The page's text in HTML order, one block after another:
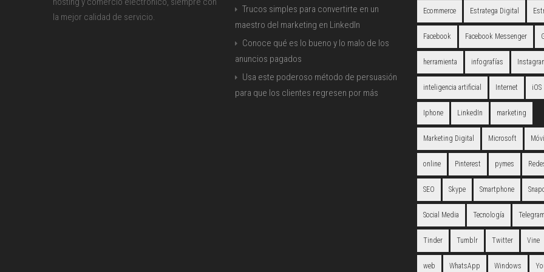
la mejor calidad de servicio.
Trucos simples para convertirte en un
maestro del marketing en LinkedIn
Conoce qué es lo bueno y lo malo de los
anuncios pagados
Usa este poderoso método de persuasión
para que los clientes regresen por más
Ecommerce Estratega Digital
Facebook Facebook Messenger
herramienta infografías
inteligencia artificial Internet iOS
Iphone LinkedIn marketing
Marketing Digital Microsoft Móvil
online Pinterest pymes
SEO Skype Smartphone
Social Media Tecnología Telegram
Tinder Tumblr Twitter Vine
web WhatsApp Windows